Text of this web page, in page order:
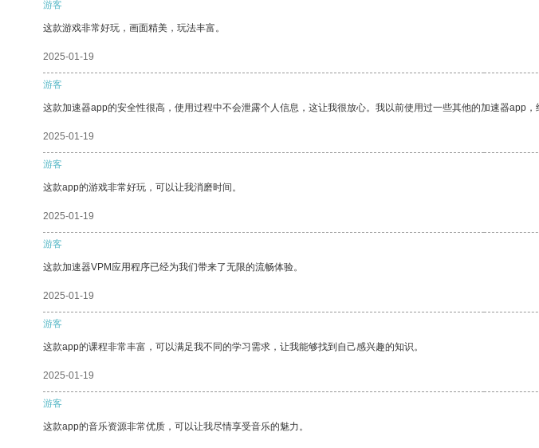
游客
这款游戏非常好玩，画面精美，玩法丰富。
2025-01-19
游客
这款加速器app的安全性很高，使用过程中不会泄露个人信息，这让我很放心。我以前使用过一些其他的加速器app，
2025-01-19
游客
这款app的游戏非常好玩，可以让我消磨时间。
2025-01-19
游客
这款加速器VPM应用程序已经为我们带来了无限的流畅体验。
2025-01-19
游客
这款app的课程非常丰富，可以满足我不同的学习需求，让我能够找到自己感兴趣的知识。
2025-01-19
游客
这款app的音乐资源非常优质，可以让我尽情享受音乐的魅力。